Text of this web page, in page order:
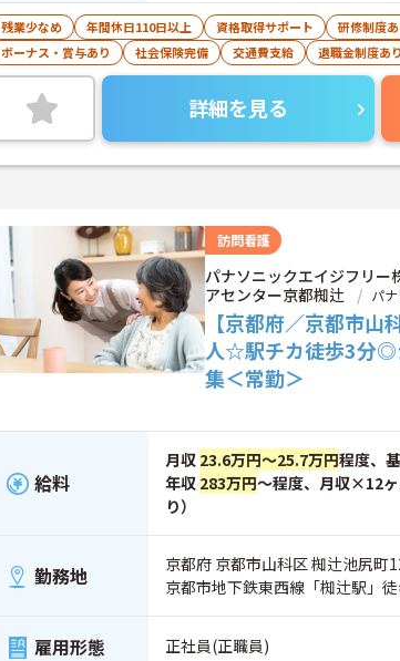
残業少なめ 年間休日110日以上 資格取得サポート 研修制度あ
ボーナス・賞与あり
社会保険完備 交通費支給 退職金制度あり
詳細を見る
訪問看護
パナソニックエイジフリー
アセンター京都椥辻
パ
【京都府／京都市
人☆駅チカ徒歩3分◎
集＜常勤＞
給料
月収 23.6万円～25.7万円程度、
年収 283万円～程度、月収×12
り）
勤務地
京都府 京都市山科区 椥辻池尻町
京都市地下鉄東西線「椥辻駅」
雇用形態 正社員(正職員)